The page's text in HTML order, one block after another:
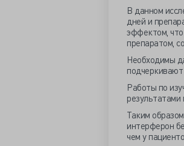
В данном
дней и
эффектом,
препаратом,
Необходимы
подчеркивают
Работы по
Таким
интерферон
чем у